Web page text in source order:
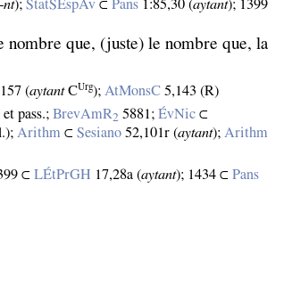
‑nt);StatSEspAv ⊂Pans 1:85,30 (aytant); 1399
nombre que, (juste) le nombre que, la
(aytantCUrg); AtMonsC 5,143 (R)
et pass.;BrevAmR2 5881;ÉvNic ⊂
Arithm ⊂Sesiano 52,101r (aytant); Arithm
⊂LÉtPrGH 17,28a (aytant); 1434 ⊂Pans